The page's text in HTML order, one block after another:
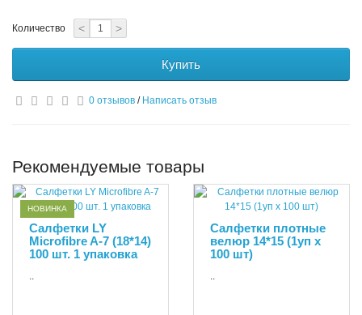
Количество < >
Купить
0 отзывов / Написать отзыв
Рекомендуемые товары
НОВИНКА
Салфетки LY
Microfibre A-7 (18*14)
100 шт. 1 упаковка
..
Cалфетки плотные
велюр 14*15 (1уп х
100 шт)
..